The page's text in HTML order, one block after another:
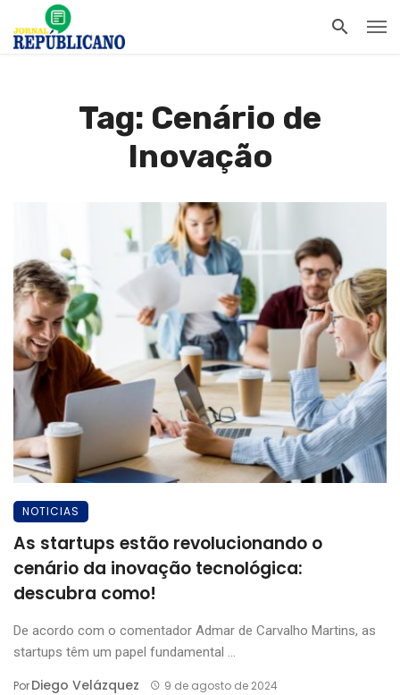
Tag: Cenário de
Inovação
NOTICIAS
As startups estão revolucionando o
cenário da inovação tecnológica:
descubra como!
De acordo com o comentador Admar de Carvalho Martins, as
startups têm um papel fundamental ...
PorDiego Velázquez 9 de agosto de 2024